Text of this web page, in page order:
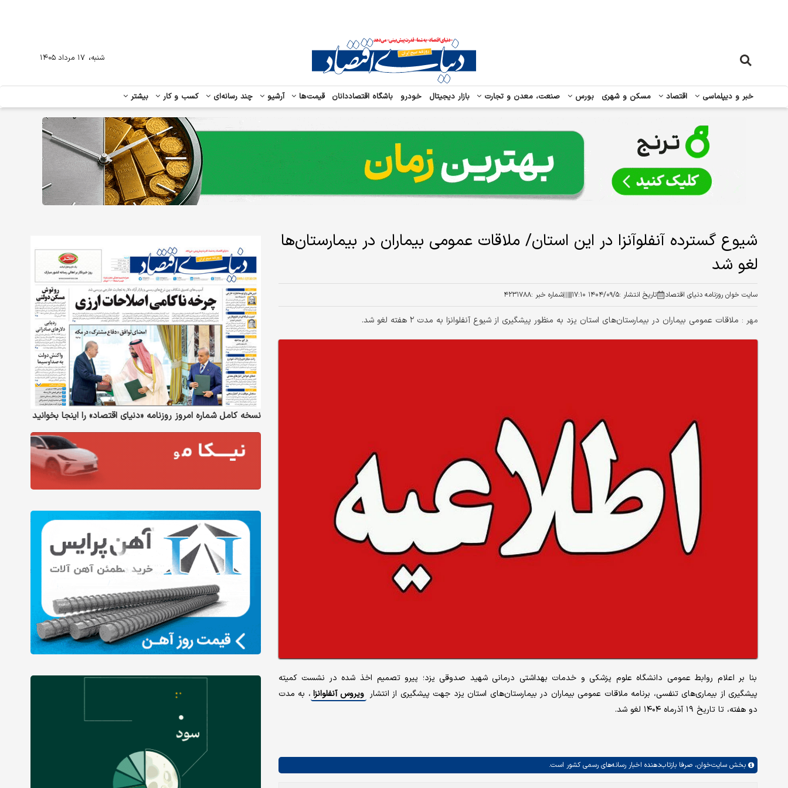
خبر و دیپلماسی اقتصاد مسکن و شهری بورس صنعت، معدن و تجارت بازار دیجیتال خودرو باشگاه اقتصاددانان قیمت‌ها آرشیو چند رسانه‌ای کسب و کار بیشتر
شنبه، ۱۷ مرداد ۱۴۰۵
شیوع گسترده آنفلوآنزا در این استان/ ملاقات عمومی بیماران در بیمارستان‌ها
لغو شد
سایت خوان روزنامه دنیای اقتصاد تاریخ انتشار :۱۴۰۴/۰۹/۵ ۱۷:۱۰ شماره خبر :۴۲۳۱۷۸۸
مهر : ملاقات عمومی بیماران در بیمارستان‌های استان یزد به منظور پیشگیری از شیوع آنفلوانزا به مدت ۲ هفته لغو شد.
بنا بر اعلام روابط عمومی دانشگاه علوم پزشکی و خدمات بهداشتی درمانی شهید صدوقی یزد؛ پیرو تصمیم اخذ شده در نشست کمیته
پیشگیری از بیماری‌های تنفسی، برنامه ملاقات عمومی بیماران در بیمارستان‌های استان یزد جهت پیشگیری از انتشار ویروس آنفلوانزا ، به مدت
دو هفته، تا تاریخ ۱۹ آذرماه ۱۴۰۴ لغو شد.
بخش سایت‌خوان، صرفا بازتاب‌دهنده اخبار رسانه‌های رسمی کشور است.
نسخه کامل شماره امروز روزنامه «دنیای‌ اقتصاد» را اینجا بخوانید